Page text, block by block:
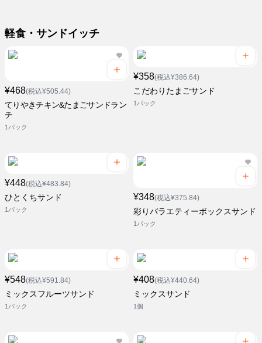
軽食・サンドイッチ
¥468(税込¥505.44)
てりやきチキン&たまごサンドラン
チ
1パック
¥358(税込¥386.64)
こだわりたまごサンド
1パック
¥448(税込¥483.84)
ひとくちサンド
1パック
¥348(税込¥375.84)
彩りバラエティーボックスサンド
1パック
¥548(税込¥591.84)
ミックスフルーツサンド
1パック
¥408(税込¥440.64)
ミックスサンド
1個